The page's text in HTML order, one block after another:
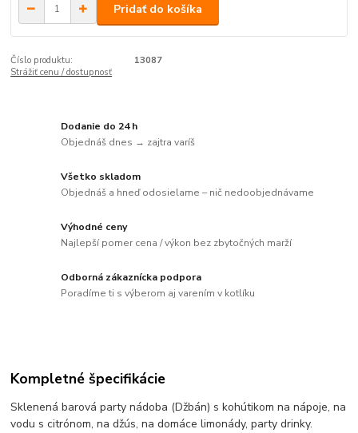
Pridať do košíka
Číslo produktu:
13087
Strážiť cenu / dostupnosť
Dodanie do 24 h
Objednáš dnes → zajtra varíš
Všetko skladom
Objednáš a hneď odosielame – nič nedoobjednávame
Výhodné ceny
Najlepší pomer cena / výkon bez zbytočných marží
Odborná zákaznícka podpora
Poradíme ti s výberom aj varením v kotlíku
Kompletné špecifikácie
Sklenená barová party nádoba (Džbán) s kohútikom na nápoje, na
vodu s citrónom, na džús, na domáce limonády, party drinky.